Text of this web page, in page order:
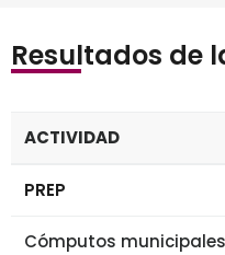
Resultados de
ACTIVIDAD
PREP
Cómputos municipales